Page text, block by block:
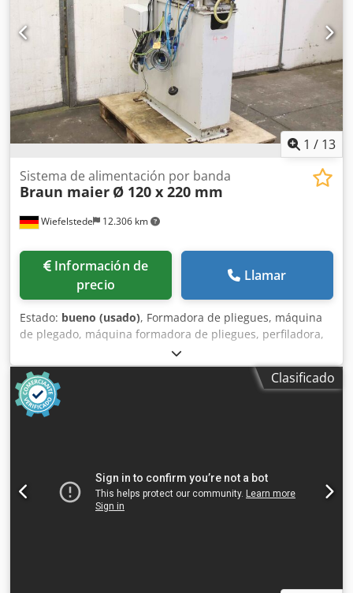
1 / 13
Wiefelstede 12.306 km
Sistema de alimentación por banda
Braun maier Ø 120 x 220 mm
Información de
precio
Llamar
Estado: bueno (usado), Formadora de pliegues, máquina
de plegado, máquina formadora de pliegues, perfiladora,
línea de perfilado, producción de lamas, fabricación de
persianas, inserción de rodillos, desenrollador,
desenrollador motorizado para procesamiento de chapa,
desenrollador motorizado, desenrollador de bobinas,
desenrollador de chapa, alimentador de cinta, línea de
lamas / persianas -Cabezas de sellado: maier tipo DX 215 L
/ DX 215 R -Rodillos: Ø 120 x 220 mm Credpfx Aspwnf
Nslnef -Accionamiento: 1,1 kW -Componentes individuales:
Clasificado